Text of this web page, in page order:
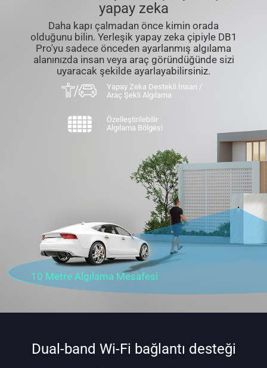
yapay zeka
Daha kapı çalmadan önce kimin orada
olduğunu bilin. Yerleşik yapay zeka çipiyle DB1
Pro'yu sadece önceden ayarlanmış algılama
alanınızda insan veya araç göründüğünde sizi
uyaracak şekilde ayarlayabilirsiniz.
Yapay Zeka Destekli İnsan /
Araç Şekli Algılama
Özelleştirilebilir
Algılama Bölgesi
10 Metre Algılama Mesafesi
Dual-band Wi-Fi bağlantı desteği